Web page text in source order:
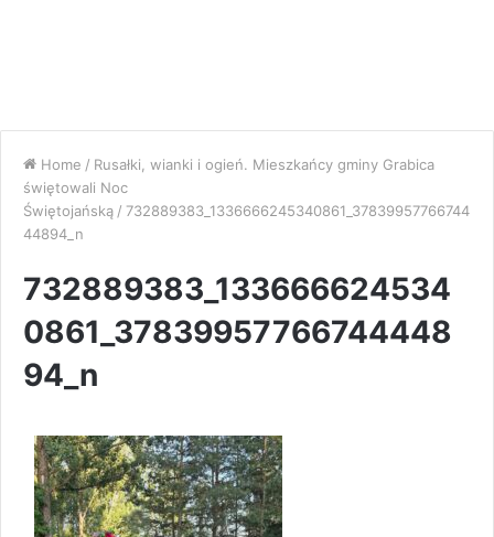
Home / Rusałki, wianki i ogień. Mieszkańcy gminy Grabica
świętowali Noc
Świętojańską / 732889383_1336666245340861_37839957766744
44894_n
732889383_133666624534
0861_37839957766744448
94_n